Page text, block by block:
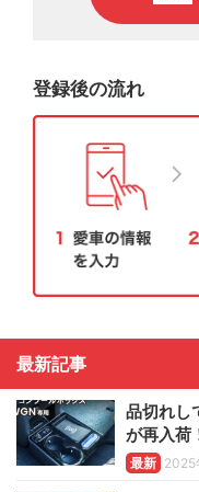
登録後の流れ
最新記事
品切れし
が再入荷
最新 2025